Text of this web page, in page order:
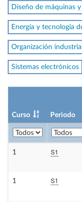
Diseño de máquinas
Energía y tecnología
Organización industrial
Sistemas electrónicos
Curso Periodo
1 S1
1 S1